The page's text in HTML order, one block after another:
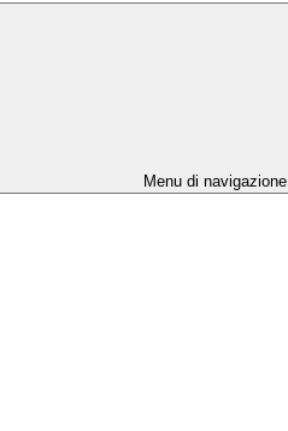
Menu di navigazione